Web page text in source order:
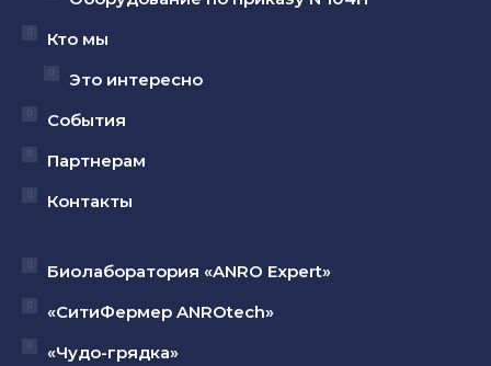
Кто мы
Это интересно
События
Партнерам
Контакты
Биолаборатория «ANRO Expert»
«СитиФермер ANROtech»
«Чудо-грядка»